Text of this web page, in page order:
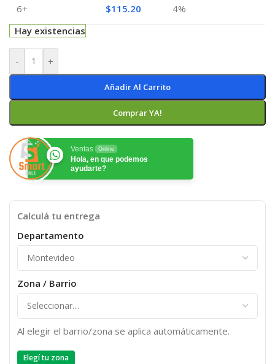
6+ $115.20
4%
Hay existencias
- +
Añadir Al Carrito
Comprar YA!
Ventas Online
Hola, en que podemos
ayudarte?
Calculá tu entrega
Departamento
Zona / Barrio
Al elegir el barrio/zona se aplica automáticamente.
Elegí tu zona